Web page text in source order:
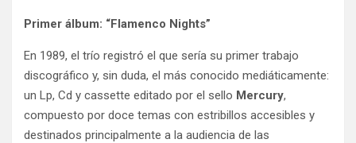
Primer álbum: “Flamenco Nights”
En 1989, el trío registró el que sería su primer trabajo
discográfico y, sin duda, el más conocido mediáticamente:
un Lp, Cd y cassette editado por el sello Mercury,
compuesto por doce temas con estribillos accesibles y
destinados principalmente a la audiencia de las